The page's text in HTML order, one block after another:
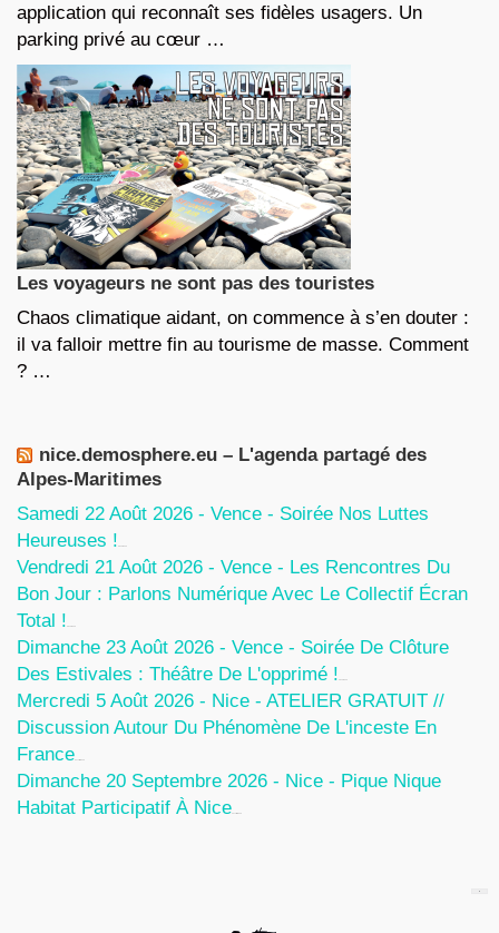
application qui reconnaît ses fidèles usagers. Un
parking privé au cœur …
Les voyageurs ne sont pas des touristes
Chaos climatique aidant, on commence à s’en douter :
il va falloir mettre fin au tourisme de masse. Comment
? …
nice.demosphere.eu – L'agenda partagé des
Alpes-Maritimes
Samedi 22 Août 2026 - Vence - Soirée Nos Luttes
Heureuses !
Vendredi 21 Août 2026 - Vence - Les Rencontres Du
Bon Jour : Parlons Numérique Avec Le Collectif Écran
Total !
Dimanche 23 Août 2026 - Vence - Soirée De Clôture
Des Estivales : Théâtre De L'opprimé !
Mercredi 5 Août 2026 - Nice - ATELIER GRATUIT //
Discussion Autour Du Phénomène De L'inceste En
France
Dimanche 20 Septembre 2026 - Nice - Pique Nique
Habitat Participatif À Nice